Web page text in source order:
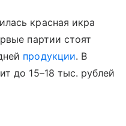
красная икра
партии стоят
продукции. В
до 15–18 тыс. рублей